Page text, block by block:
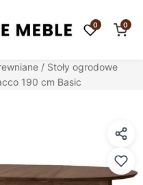
0 0
/ Stoły ogrodowe
190 cm Basic